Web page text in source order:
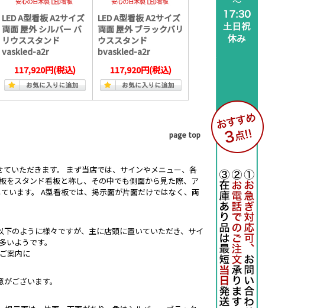
LED A型看板 A2サイズ
両面 屋外 シルバー バ
リウススタンド
vaskled-a2r
117,920円(税込)
LED A型看板 A2サイズ
両面 屋外 ブラックバリ
ウススタンド
bvaskled-a2r
117,920円(税込)
page top
いただきます。 まず当店では、サインやメニュー、各
をスタンド看板と称し、その中でも側面から見た際、ア
ます。 A型看板では、掲示面が片面だけではなく、両
のように様々ですが、主に店頭に置いていただき、サイ
ようです。
案内に
ございます。